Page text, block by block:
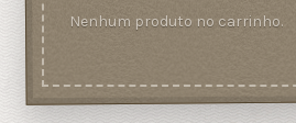
Nenhum produto no carrinho.